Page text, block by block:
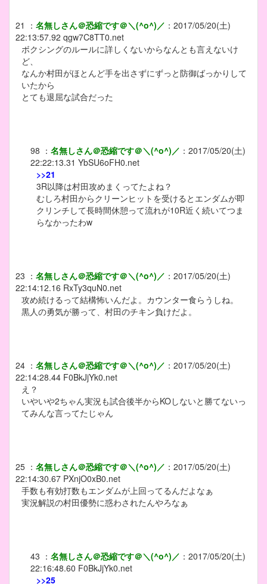
21 ： 名無しさん＠恐縮です＠＼(^o^)／ ： 2017/05/20(土)
22:13:57.92 qgw7C8TT0.net
ボクシングのルールに詳しくないからなんとも言えないけ
ど、
なんか村田がほとんど手を出さずにずっと防御ばっかりして
いたから
とても退屈な試合だった
98 ： 名無しさん＠恐縮です＠＼(^o^)／ ： 2017/05/20(土)
22:22:13.31 YbSU6oFH0.net
>>21
3R以降は村田攻めまくってたよね？
むしろ村田からクリーンヒットを受けるとエンダムが即
クリンチして長時間休憩って流れが10R近く続いてつま
らなかったわw
23 ： 名無しさん＠恐縮です＠＼(^o^)／ ： 2017/05/20(土)
22:14:12.16 RxTy3quN0.net
攻め続けるって結構怖いんだよ。カウンター食らうしね。
黒人の勇気が勝って、村田のチキン負けだよ。
24 ： 名無しさん＠恐縮です＠＼(^o^)／ ： 2017/05/20(土)
22:14:28.44 F0BkJjYk0.net
え？
いやいや2ちゃん実況も試合後半からKOしないと勝てないっ
てみんな言ってたじゃん
25 ： 名無しさん＠恐縮です＠＼(^o^)／ ： 2017/05/20(土)
22:14:30.67 PXnjO0xB0.net
手数も有効打数もエンダムが上回ってるんだよなぁ
実況解説の村田優勢に惑わされたんやろなぁ
43 ： 名無しさん＠恐縮です＠＼(^o^)／ ： 2017/05/20(土)
22:16:48.60 F0BkJjYk0.net
>>25